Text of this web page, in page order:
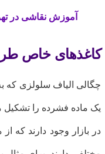
آموزش نقاشی در
کاغذهای خاص
چگالی الیاف سلولزی که به
یک ماده فشرده را تشکیل
در بازار وجود دارند که از